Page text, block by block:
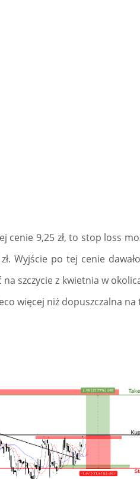
9,25 zł, to stop loss
Wyjście po tej cenie
szczycie z kwietnia w
więcej niż dopuszczalna